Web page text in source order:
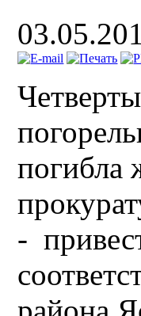
погибла
-